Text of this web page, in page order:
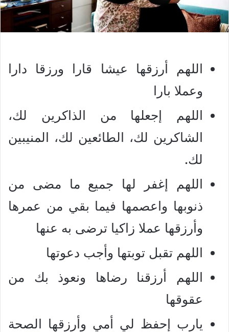
اللهم أرزقها عيشا قارا ورزقا دارا
وعملا بارا
اللهم إجعلها من الذاكرين لك،
الشاكرين لك، الطائعين لك، المنيبين
لك.
اللهم إغفر لها جميع ما مضى من
ذنوبها واعصمها فيما بقي من عمرها
وأرزقها عملا زاكيا ترضى به عنها
اللهم تقبل توبتها وأجب دعوتها
اللهم أرزقنا رضاها ونعوذ بك من
عقوقها
يارب إحفظ لي أمي وأرزقها الصحة